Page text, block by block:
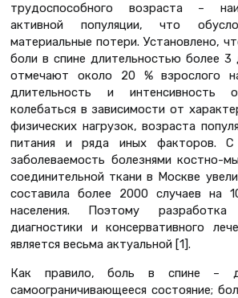
трудоспособного возраста –
активной популяции, что
материальные потери. Установлено,
боли в спине длительностью более 3
отмечают около 20 % взрослого
длительность и интенсивность
колебаться в зависимости от
физических нагрузок, возраста
питания и ряда иных факторов.
заболеваемость болезнями костно-
соединительной ткани в Москве
составила более 2000 случаев на
населения. Поэтому
диагностики и консервативного
является весьма актуальной [1].
Как правило, боль в спине –
самоограничивающееся состояние;